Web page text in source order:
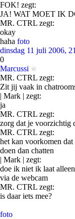
FOK! zegt:
JA! WAT MOET IK
MR. CTRL zegt:
okay
haha foto
dinsdag 11 juli 2006,
0
Marcussi
MR. CTRL zegt:
Zit jij vaak in
| Mark | zegt:
ja
MR. CTRL zegt:
zorg dat je voorzichtig
MR. CTRL zegt:
het kan voorkomen
doen dan chatten
| Mark | zegt:
doe ik niet ik laat
via de webcam
MR. CTRL zegt:
is daar iets mee?
foto